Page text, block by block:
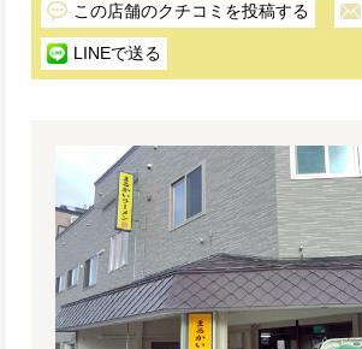
この店舗のクチコミを投稿する
LINEで送る